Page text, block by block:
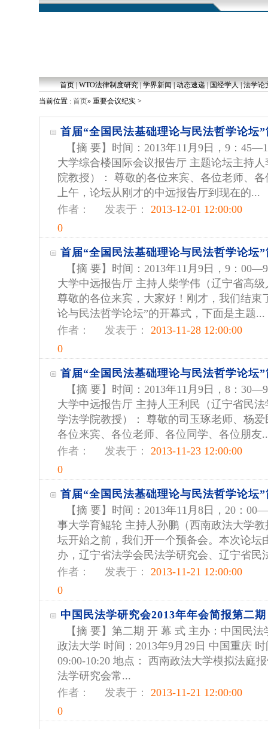
首页|WTO法律制度研究|学界新闻|动态速递|国经学人|法学论
当前位置 : 首页» 重要会议纪实 >
首届“全国民法基础理论与民法哲学论坛
【摘 要】时间：2013年11月9日，9：
大学综合楼国际会议报告厅 主题论坛主持
院教授）： 尊敬的各位来宾、各位老师、
上午，论坛从刚才的中远报告厅到现在的...
作者：
发表于： 2013-12-01 12:00:00
0
首届“全国民法基础理论与民法哲学论坛
【摘 要】时间：2013年11月9日，9：
大学中远报告厅 主持人柴学伟（辽宁省高
尊敬的各位来宾，大家好！刚才，我们结束
论与民法哲学论坛”的开幕式，下面是主题...
作者：
发表于： 2013-11-28 12:00:00
0
首届“全国民法基础理论与民法哲学论坛
【摘 要】时间：2013年11月9日，8：
大学中远报告厅 主持人王利民（辽宁省民
学法学院教授）： 尊敬的司玉琢老师、杨
各位来宾、各位老师、各位同学、各位朋友
作者：
发表于： 2013-11-23 12:00:00
0
首届“全国民法基础理论与民法哲学论坛
【摘 要】时间：2013年11月8日，20：
事大学育鲲轮 主持人孙鹏（西南政法大学
坛开始之前，我们开一个预备会。本次论坛
办，辽宁省法学会民法学研究会、辽宁省民
作者：
发表于： 2013-11-21 12:00:00
0
中国民法学研究会2013年年会简报第二期
【摘 要】第二期 开 幕 式 主办：中国民
政法大学 时间：2013年9月29日 中国重庆
09:00-10:20 地点： 西南政法大学模拟法庭
法学研究会常...
作者：
发表于： 2013-11-21 12:00:00
0